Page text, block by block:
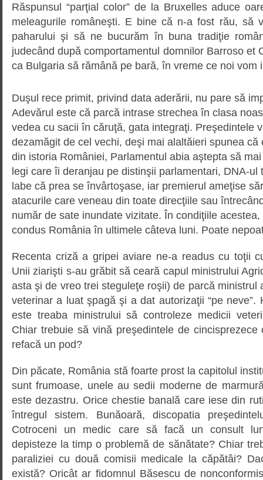
Răspunsul “parţial color” de la Bruxelles aduce
meleagurile româneşti. E bine că n-a fost rău, să
paharului şi să ne bucurăm în buna tradiţie
judecând după comportamentul domnilor Barroso et
ca Bulgaria să rămână pe bară, în vreme ce noi
Duşul rece primit, privind data aderării, nu pare să
Adevărul este că parcă intrase strechea în clasa
vedea cu sacii în căruţă, gata integraţi. Preşedintele
dezamăgit de cel vechi, deşi mai alaltăieri spunea
din istoria României, Parlamentul abia aştepta să
legi care îi deranjau pe distinşii parlamentari, DNA-ul
labe că prea se învârtoşase, iar premierul ameţise
atacurile care veneau din toate direcţiile sau
număr de sate inundate vizitate. În condiţiile
condus România în ultimele câteva luni. Poate
Recenta criză a gripei aviare ne-a readus cu toţii
Unii ziarişti s-au grăbit să ceară capul ministrului
asta şi de vreo trei steguleţe roşii) de parcă ministrul
veterinar a luat şpagă şi a dat autorizaţii “pe neve”.
este treaba ministrului să controleze medicii
Chiar trebuie să vină preşedintele de
refacă un pod?
Din păcate, România stă foarte prost la capitolul
sunt frumoase, unele au sedii moderne de
este dezastru. Orice chestie banală care iese din
întregul sistem. Bunăoară, discopatia
Cotroceni un medic care să facă un consult
depisteze la timp o problemă de sănătate? Chiar
paraliziei cu două comisii medicale la căpătâi?
există? Oricât ar fidomnul Băsescu de